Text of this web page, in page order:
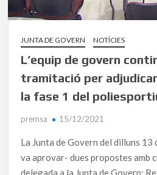
JUNTA DE GOVERN NOTÍCIES
L’equip de govern
tramitació per
la fase 1 del
premsa 15/12/2021
La Junta de Govern del dilluns 13
va aprovar- dues propostes amb
delegada a la Junta de Govern: